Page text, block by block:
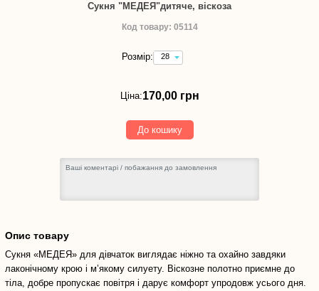
Сукня "МЕДЕЯ"дитяче, віскоза
Код товару: 05114
Розмір:
28
(зріст
см)
170,00
грн
Ціна:170,00 грн
До кошику
Опис товару
Сукня «МЕДЕЯ» для дівчаток виглядає ніжно та охайно завдяки
лаконічному крою і м’якому силуету. Віскозне полотно приємне до
тіла, добре пропускає повітря і дарує комфорт упродовж усього дня.